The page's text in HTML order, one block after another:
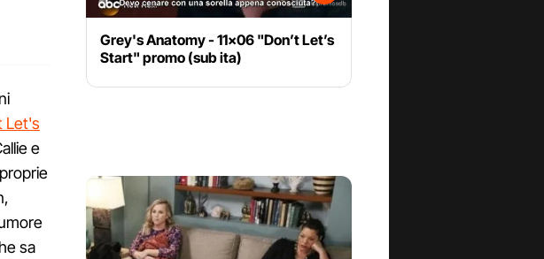
Let's
e
sa
Grey's Anatomy - 11x06 "Don’t Let’s
Start" promo (sub ita)